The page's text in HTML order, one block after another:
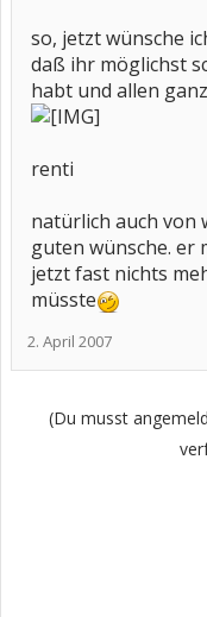
so, jetzt wünsche
daß ihr möglichst
habt und allen
renti
natürlich auch von
guten wünsche. er
jetzt fast nichts
müsste
2. April 2007
(Du musst